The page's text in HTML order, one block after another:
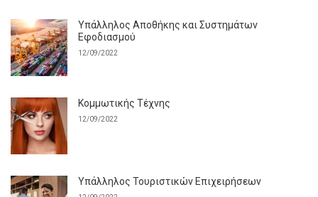
Υπάλληλος Αποθήκης και Συστημάτων
Εφοδιασμού
12/09/2022
Κομμωτικής Τέχνης
12/09/2022
Υπάλληλος Τουριστικών Επιχειρήσεων